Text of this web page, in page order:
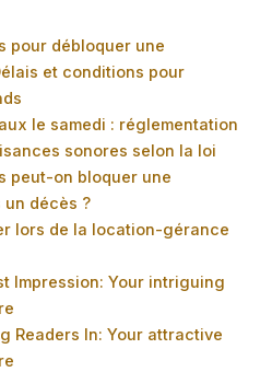
pour débloquer une
et conditions pour
le samedi : réglementation
sonores selon la loi
peut-on bloquer une
décès ?
lors de la location-gérance
Impression: Your intriguing
Readers In: Your attractive